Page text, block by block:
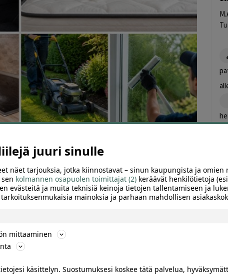
, siivous- ja autonhoitopalvelut | Turku,
koneellinen tehokas imurointi ja allergeenipesu 59 €
juuri sinulle
näet tarjouksia, jotka kiinnostavat – sinun kaupungista ja omien
kolmannen osapuolen toimittajat (2) keräävät henkilötietoja
evästeitä ja muita teknisiä keinoja tietojen tallentamiseen ja
mainoksia ja parhaan mahdollisen
mittaaminen
käsittelyn. Suostumuksesi koskee tätä palvelua,